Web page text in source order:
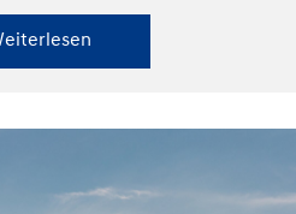
Sie Ihre Fahrzeugflotte fit für
Leasing-Angeboten für